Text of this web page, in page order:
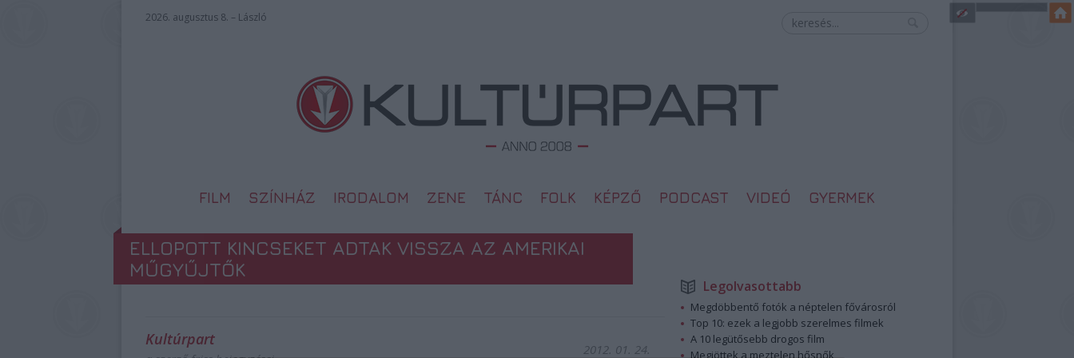
2026. augusztus 8. – László
FILM SZÍNHÁZ IRODALOM ZENE TÁNC FOLK KÉPZŐ PODCAST VIDEÓ GYERMEK
ELLOPOTT KINCSEKET ADTAK VISSZA AZ AMERIKAI
MŰGYŰJTŐK
Kultúrpart
2012. 01. 24.
Legolvasottabb
Megdöbbentő fotók a néptelen fővárosról
Top 10: ezek a legjobb szerelmes filmek
A 10 legütősebb drogos film
Megjöttek a meztelen hősnők